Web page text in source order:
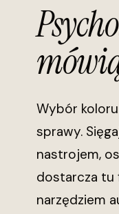
Wybór
sprawy.
nastrojem,
dostarcza tu
narzędziem